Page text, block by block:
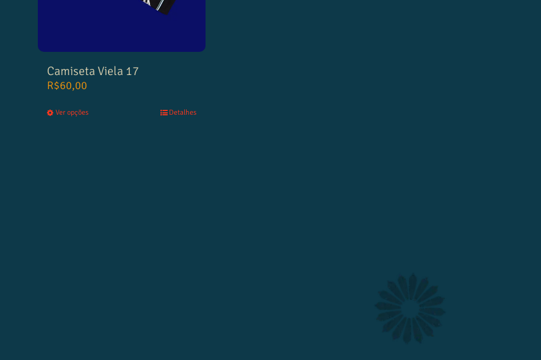
Camiseta Viela 17
R$60,00
Ver opções Detalhes